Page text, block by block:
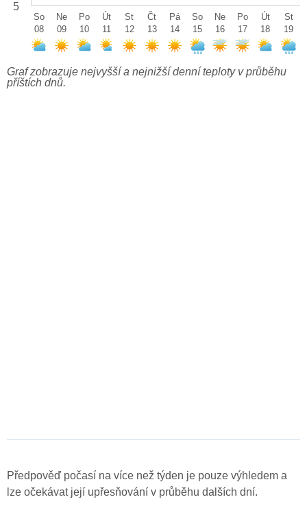
5
So
08
Ne
09
Po
10
Út
11
St
12
Čt
13
Pá
14
So
15
Ne
16
Po
17
Út
18
St
19
Graf zobrazuje nejvyšší a nejnižší denní teploty v průběhu
příštích dnů.
Předpověď počasí na více než týden je pouze výhledem a
lze očekávat její upřesňování v průběhu dalších dní.